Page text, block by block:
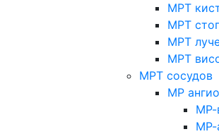
МРТ
МРТ
МРТ
МРТ
МРТ сосудов
МР
МР-
МР-